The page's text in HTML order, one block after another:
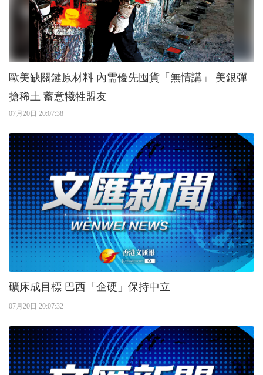
歐美缺關鍵原材料 內需優先囤貨「無情講」 美銀彈
搶稀土 蓄意犧牲盟友
07月20日 20:07:38
礦床成目標 巴西「企硬」保持中立
07月20日 20:07:32